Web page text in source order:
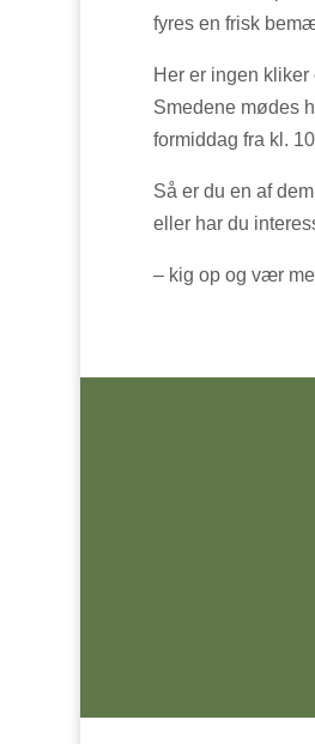
fyres en frisk
Her er ingen
Smedene mødes
formiddag fra kl.
Så er du en af
eller har du
– kig op og vær